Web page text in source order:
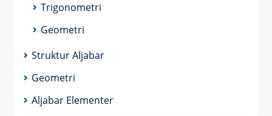
Trigonometri
Geometri
Struktur Aljabar
Geometri
Aljabar Elementer